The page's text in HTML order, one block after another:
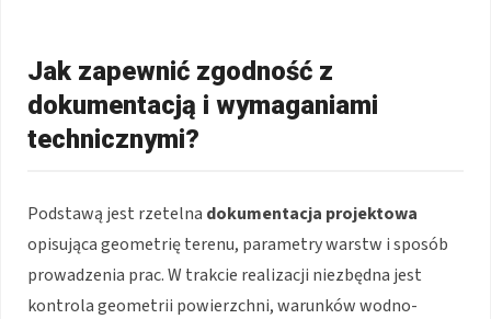
Jak zapewnić zgodność z
dokumentacją i wymaganiami
technicznymi?
Podstawą jest rzetelna dokumentacja projektowa
opisująca geometrię terenu, parametry warstw i sposób
prowadzenia prac. W trakcie realizacji niezbędna jest
kontrola geometrii powierzchni, warunków wodno-